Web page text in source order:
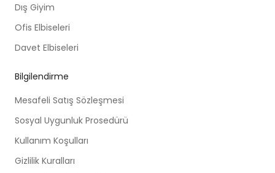
Dış Giyim
Ofis Elbiseleri
Davet Elbiseleri
Bilgilendirme
Mesafeli Satış Sözleşmesi
Sosyal Uygunluk Prosedürü
Kullanım Koşulları
Gizlilik Kuralları